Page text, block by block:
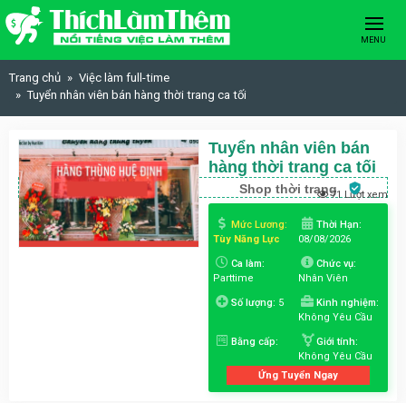
Skip to content
MENU
Trang chủ
Việc làm full-time
Tuyển nhân viên bán hàng thời trang ca tối
Tuyển nhân viên bán
hàng thời trang ca tối
Shop thời trang71 Lượt xem
Mức Lương:
Tùy Năng Lực
Thời Hạn:
08/08/2026
Ca làm:
Parttime
Chức vụ:
Nhân Viên
Số lượng: 5
Kinh nghiệm:
Không Yêu Cầu
Bằng cấp:
Giới tính:
Không Yêu Cầu
Ứng Tuyển Ngay